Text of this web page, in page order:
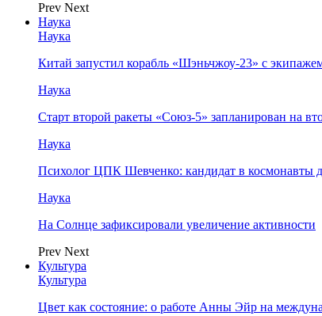
Prev Next
Наука
Наука
Китай запустил корабль «Шэньчжоу-23» с
Наука
Старт второй ракеты «Союз-5» запланирован на
Наука
Психолог ЦПК Шевченко: кандидат в космонавты
Наука
На Солнце зафиксировали увеличение активности
Prev Next
Культура
Культура
Цвет как состояние: о работе Анны Эйр на